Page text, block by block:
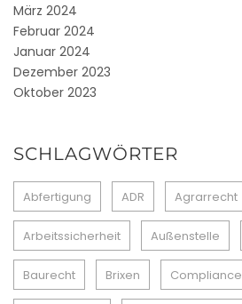
März 2024
Februar 2024
Januar 2024
Dezember 2023
Oktober 2023
SCHLAGWÖRTER
Abfertigung ADR Agrarrecht
Arbeitssicherheit Außenstelle
Baurecht Brixen Compliance